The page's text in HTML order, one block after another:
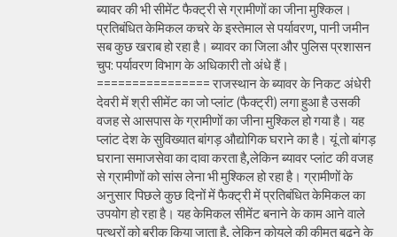
ब्यावर की भी सीमेंट फैक्ट्री से ग्रामीणों का जीना मुश्किल।
प्रतिबंधित केमिकल कचरे के इस्तेमाल से पर्यावरण, पानी जमीन
सब कुछ खराब हो रहा है। ब्यावर का जिला और पुलिस प्रशासन
चुप: पर्यावरण विभाग के अधिकारी तो अंधे हैं।
================ राजस्थान के ब्यावर के निकट अंधेरी
देवरी में श्री सीमेंट का जो प्लांट (फैक्ट्री) लगा हुआ है उसकी
वजह से आसपास के ग्रामीणों का जीना मुश्किल हो गया है। यह
प्लांट देश के सुविख्यात बांगड़ औद्योगिक घराने का है। यूं तो बांगड़
घराना समाजसेवा का दावा करता है,लेकिन ब्यावर प्लांट की वजह
से ग्रामीणों को सांस लेना भी मुश्किल हो रहा है। ग्रामीणों के
अनुसार पिछले कुछ दिनों में फैक्ट्री में प्रतिबंधित केमिकल का
उपयोग हो रहा है। यह केमिकल सीमेंट बनाने के काम आने वाले
पत्थरों को बरीक किया जाता है, लेकिन कोयले की कीमत बढ़ने के